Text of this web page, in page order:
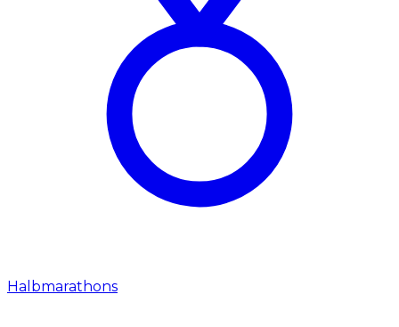
Halbmarathons